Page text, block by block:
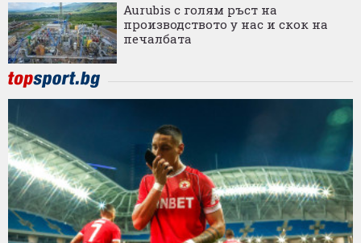
Aurubis с голям ръст на
производството у нас и скок на
печалбата